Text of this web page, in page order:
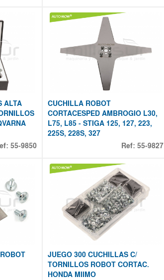
ALTA
55-9850
CUCHILLA ROBOT
CORTACESPED AMBROGIO L30,
L75, L85 - STIGA 125, 127, 223,
225S, 228S, 327
Ref:55-9827
JUEGO 300 CUCHILLAS C/
TORNILLOS ROBOT CORTAC.
HONDA MIIMO